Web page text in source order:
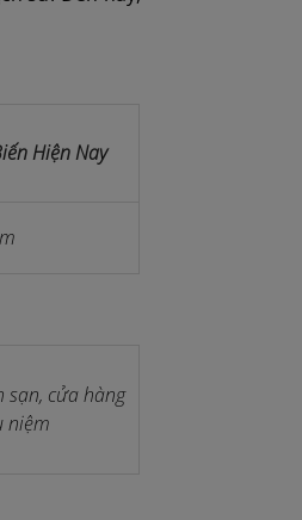
Hiện Nay
sạn, cửa hàng
niệm